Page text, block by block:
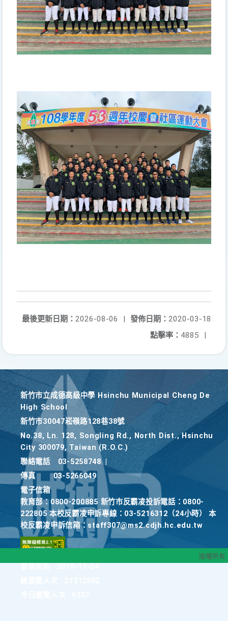
發佈日期： 2020-03-18
最後更新日期： 2026-08-06
|
點擊率： 4885 |
新竹巿立成德高級中學 Hsinchu Municipal Cheng De
High School
新竹巿30047崧嶺路128巷38號
No.38, Ln. 128, Songling Rd., North Dist., Hsinchu
City 300079, Taiwan (R.O.C.)
聯絡電話
03-5258748
傳真
03-5266049
電子信箱
教育部：0800-200885 新竹市反霸凌投訴電話：0800-
222805 本校反霸凌申訴專線：03-5216312（24小時） 本
校反霸凌申訴信箱：staff307@ms2.cdjh.hc.edu.tw
版權所有